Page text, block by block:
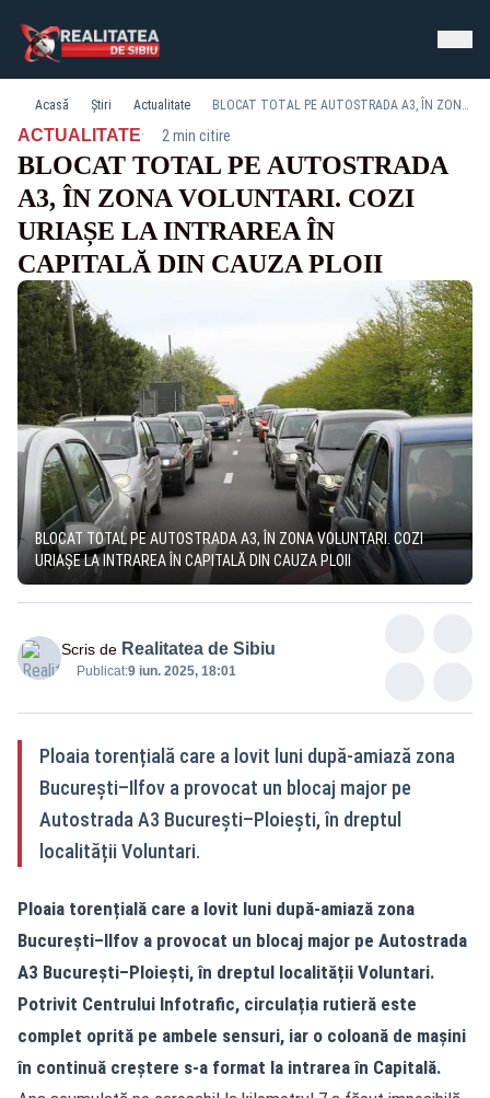
Acasă Știri Actualitate BLOCAT TOTAL PE AUTOSTRADA A3, ÎN ZONA VOLUNTARI. COZI URIAȘE LA INTRAREA ÎN CAPITALĂ DIN CAUZA PLOII
ACTUALITATE· 2 min citire
BLOCAT TOTAL PE AUTOSTRADA
A3, ÎN ZONA VOLUNTARI. COZI
URIAȘE LA INTRAREA ÎN
CAPITALĂ DIN CAUZA PLOII
BLOCAT TOTAL PE AUTOSTRADA A3, ÎN ZONA VOLUNTARI. COZI
URIAȘE LA INTRAREA ÎN CAPITALĂ DIN CAUZA PLOII
Scris de Realitatea de Sibiu
Publicat:9 iun. 2025, 18:01
Ploaia torențială care a lovit luni după-amiază zona
București–Ilfov a provocat un blocaj major pe
Autostrada A3 București–Ploiești, în dreptul
localității Voluntari.
Ploaia torențială care a lovit luni după-amiază zona
București–Ilfov a provocat un blocaj major pe Autostrada
A3 București–Ploiești, în dreptul localității Voluntari.
Potrivit Centrului Infotrafic, circulația rutieră este
complet oprită pe ambele sensuri, iar o coloană de mașini
în continuă creștere s-a format la intrarea în Capitală.